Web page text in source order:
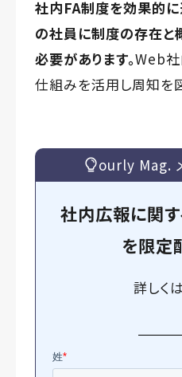
社内FA制度を効果的に
の社員に制度の存在と
必要があります。Web社
仕組みを活用し周知を図
ourly Mag.
社内広報に関
を限定
詳しく